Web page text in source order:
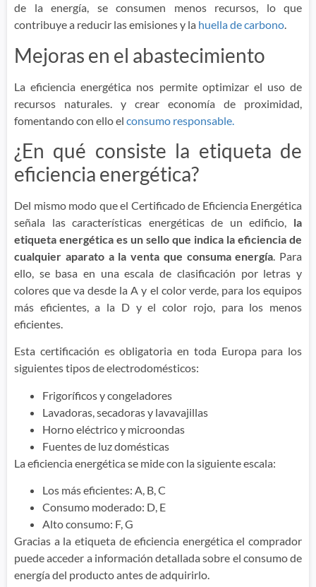
de la energía, se consumen menos recursos, lo que
contribuye a reducir las emisiones y la huella de carbono.
Mejoras en el abastecimiento
La eficiencia energética nos permite optimizar el uso de
recursos naturales. y crear economía de proximidad,
fomentando con ello el consumo responsable.
¿En qué consiste la etiqueta de
eficiencia energética?
Del mismo modo que el Certificado de Eficiencia Energética
señala las características energéticas de un edificio, la
etiqueta energética es un sello que indica la eficiencia de
cualquier aparato a la venta que consuma energía. Para
ello, se basa en una escala de clasificación por letras y
colores que va desde la A y el color verde, para los equipos
más eficientes, a la D y el color rojo, para los menos
eficientes.
Esta certificación es obligatoria en toda Europa para los
siguientes tipos de electrodomésticos:
Frigoríficos y congeladores
Lavadoras, secadoras y lavavajillas
Horno eléctrico y microondas
Fuentes de luz domésticas
La eficiencia energética se mide con la siguiente escala:
Los más eficientes: A, B, C
Consumo moderado: D, E
Alto consumo: F, G
Gracias a la etiqueta de eficiencia energética el comprador
puede acceder a información detallada sobre el consumo de
energía del producto antes de adquirirlo.